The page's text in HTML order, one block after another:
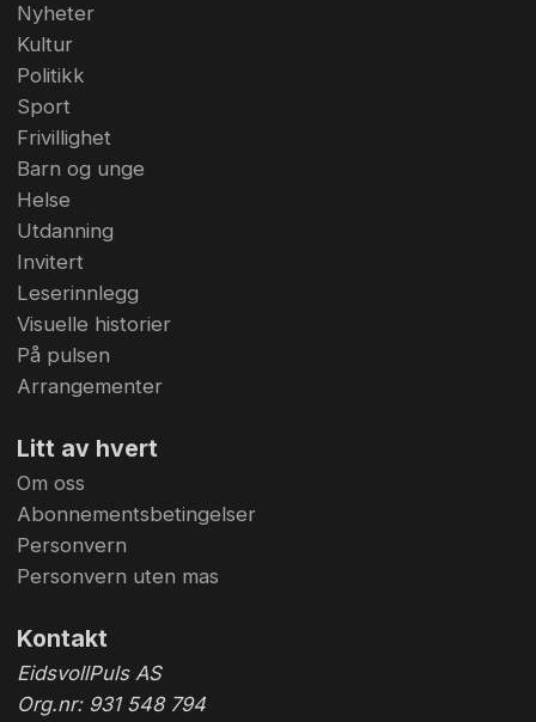
Nyheter
Kultur
Politikk
Sport
Frivillighet
Barn og unge
Helse
Utdanning
Invitert
Leserinnlegg
Visuelle historier
På pulsen
Arrangementer
Litt av hvert
Om oss
Abonnementsbetingelser
Personvern
Personvern uten mas
Kontakt
EidsvollPuls AS
Org.nr: 931 548 794